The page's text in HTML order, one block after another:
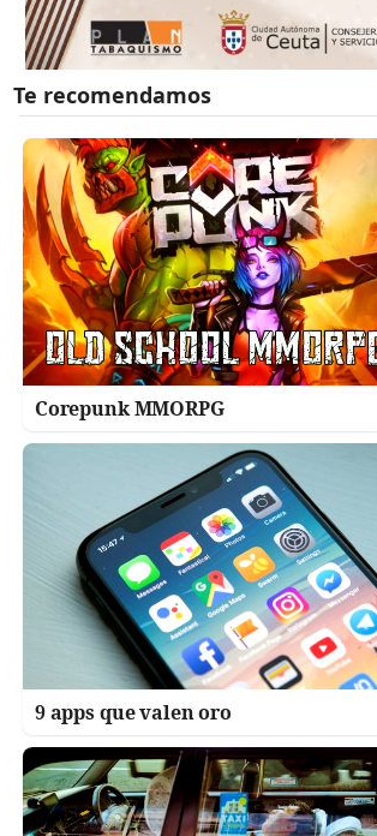
Corepunk MMORPG
9 apps que valen oro